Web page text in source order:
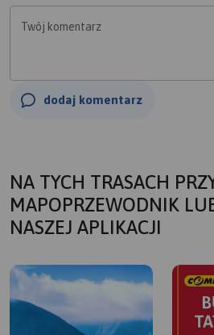
Twój komentarz
dodaj komentarz
NA TYCH TRASACH
MAPOPRZEWODNIK
NASZEJ APLIKACJI